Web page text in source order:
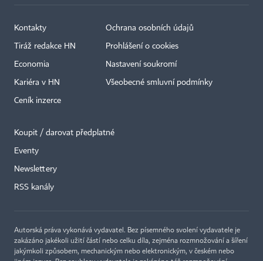
Kontakty
Tiráž redakce HN
Economia
Kariéra v HN
Ceník inzerce
Ochrana osobních údajů
Prohlášení o cookies
Nastavení soukromí
Všeobecné smluvní podmínky
Koupit / darovat předplatné
Eventy
Newslettery
RSS kanály
Autorská práva vykonává vydavatel. Bez písemného svolení vydavatele je
zakázáno jakékoli užití částí nebo celku díla, zejména rozmnožování a šíření
jakýmkoli způsobem, mechanickým nebo elektronickým, v českém nebo